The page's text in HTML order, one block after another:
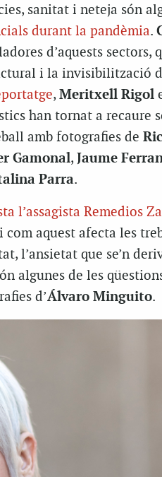
sanitat i neteja són
durant la pandèmia.
d’aquests sectors,
i la invisibilització
, Meritxell Rigol
han tornat a recaure
amb fotografies de
Gamonal, Jaume
Parra.
l’assagista Remedios
aquest afecta les
l’ansietat que se’n
algunes de les
d’Álvaro Minguito.